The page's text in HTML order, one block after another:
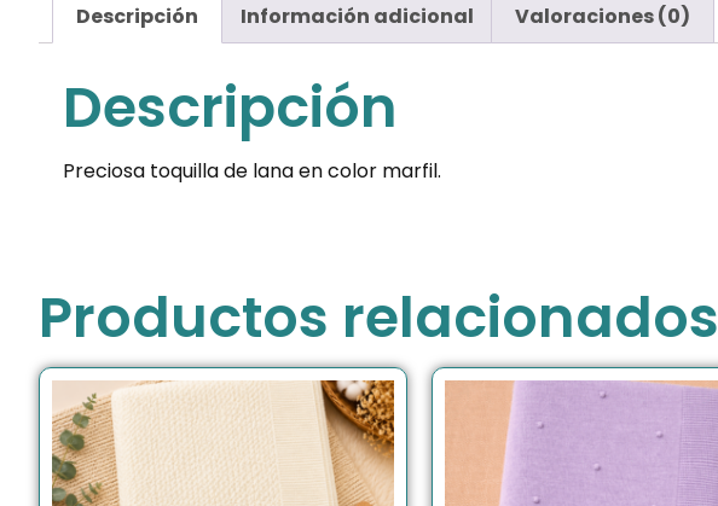
Descripción Información adicional Valoraciones (0)
Descripción
Preciosa toquilla de lana en color marfil.
Productos relacionados